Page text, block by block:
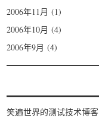
2006年11月 (1)
2006年10月 (4)
2006年9月 (4)
笑遍世界的测试技术博客